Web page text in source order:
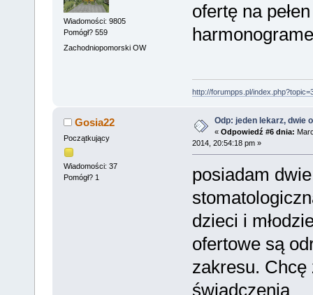
Wiadomości: 9805
Pomógł? 559
Zachodniopomorski OW
ofertę na
http://forumpps.pl/
Gosia22
Początkujący
Wiadomości: 37
Pomógł? 1
Odp: jeden lekarz, dwie
« Odpowiedź #6 dnia:
2014, 20:54:18 pm »
posiadam
dzieci i
ofertowe są
zakresu. Chcę
świadczenia